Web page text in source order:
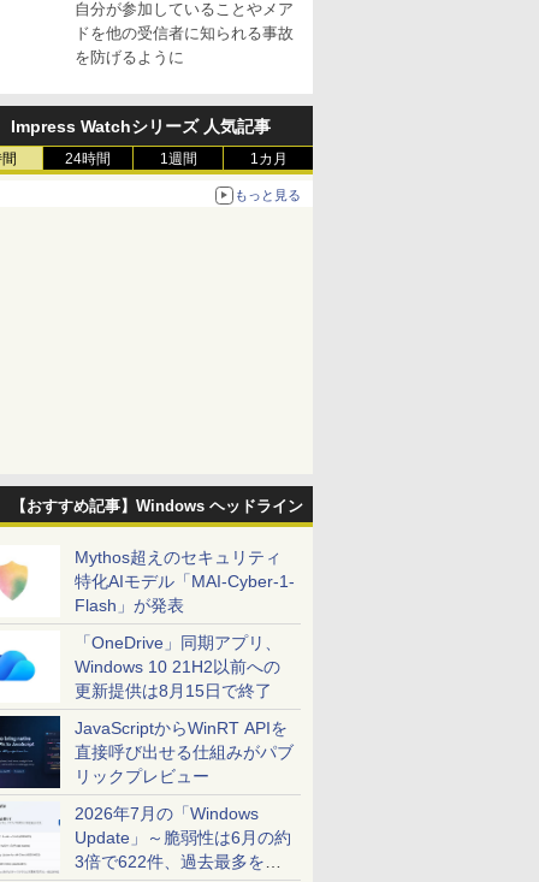
自分が参加していることやメア
ドを他の受信者に知られる事故
を防げるように
Impress Watchシリーズ 人気記事
24時間 1週間 1カ月
もっと見る
【おすすめ記事】Windows ヘッドライン
Mythos超えのセキュリティ
特化AIモデル「MAI-Cyber-1-
Flash」が発表
「OneDrive」同期アプリ、
Windows 10 21H2以前への
更新提供は8月15日で終了
JavaScriptからWinRT APIを
直接呼び出せる仕組みがパブ
リックプレビュー
2026年7月の「Windows
Update」～脆弱性は6月の約
3倍で622件、過去最多を大